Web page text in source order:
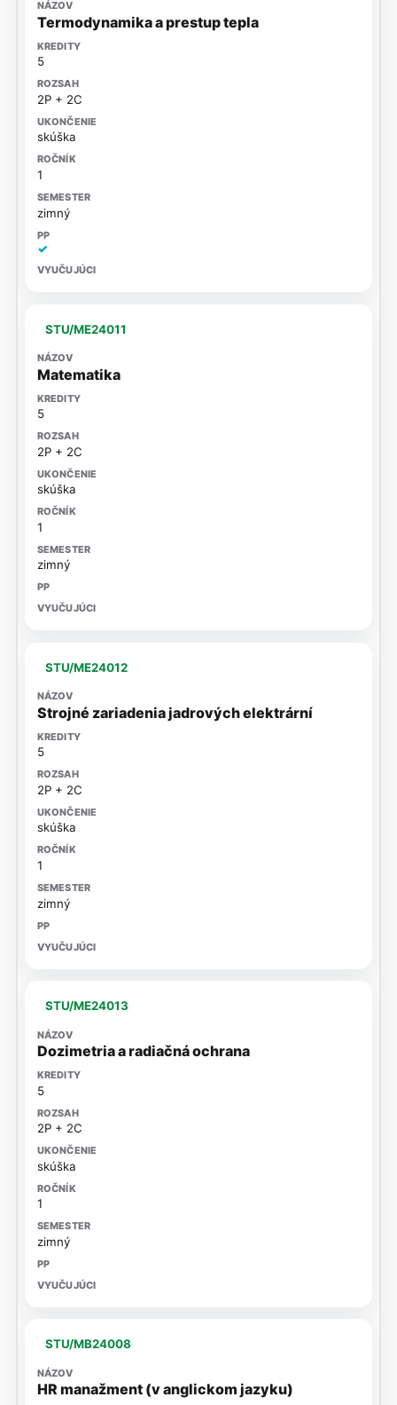
Termodynamika a prestup tepla
5
2P + 2C
skúška
1
zimný
✓
STU/ME24011
Matematika
5
2P + 2C
skúška
1
zimný
STU/ME24012
Strojné zariadenia jadrových elektrární
5
2P + 2C
skúška
1
zimný
STU/ME24013
Dozimetria a radiačná ochrana
5
2P + 2C
skúška
1
zimný
STU/MB24008
HR manažment (v anglickom jazyku)